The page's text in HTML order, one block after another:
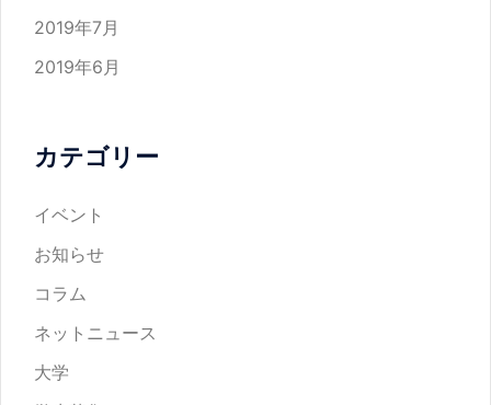
2019年7月
2019年6月
カテゴリー
イベント
お知らせ
コラム
ネットニュース
大学